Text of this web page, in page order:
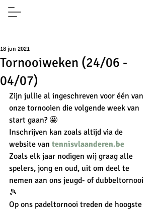
Tornooiweken (24/06 -
04/07)
18 jun 2021
Zijn jullie al ingeschreven voor één van
onze tornooien die volgende week van
start gaan? 🤩
Inschrijven kan zoals altijd via de
website van tennisvlaanderen.be
Zoals elk jaar nodigen wij graag alle
spelers, jong en oud, uit om deel te
nemen aan ons jeugd- of dubbeltornooi
🎾
Op ons padeltornooi treden de hoogste